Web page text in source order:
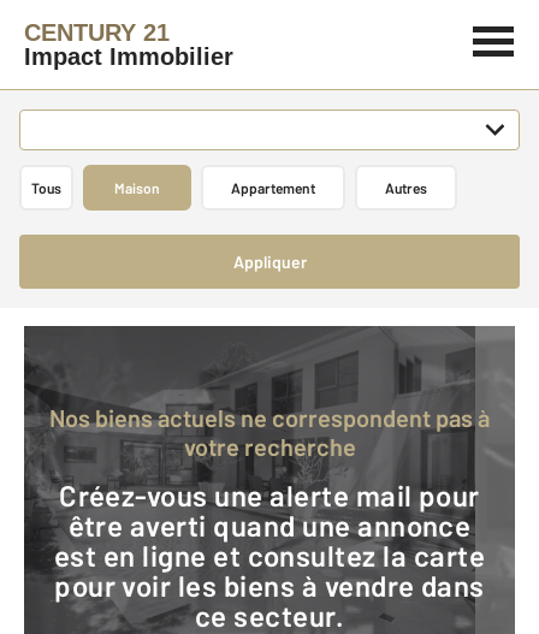
CENTURY 21
Impact Immobilier
Tous Maison Appartement Autres
Appliquer
Nos biens actuels ne correspondent pas à
votre recherche
Créez-vous une alerte mail pour
être averti quand une annonce
est en ligne et consultez la carte
pour voir les biens à vendre dans
ce secteur.